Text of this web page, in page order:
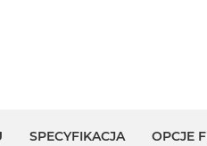
SPECYFIKACJA OPCJE